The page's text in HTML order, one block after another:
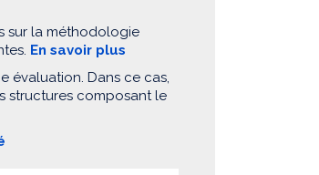
sur la méthodologie
En savoir plus
évaluation. Dans ce cas,
structures composant le